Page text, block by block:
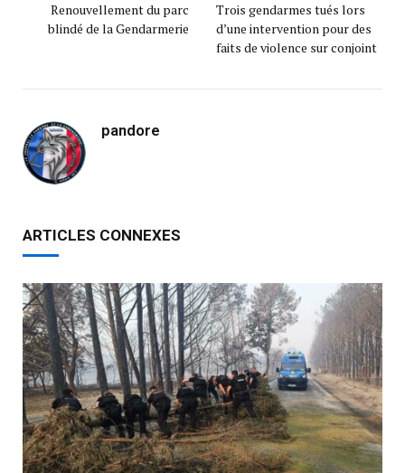
Renouvellement du parc
blindé de la Gendarmerie
Trois gendarmes tués lors
d’une intervention pour des
faits de violence sur conjoint
pandore
ARTICLES CONNEXES